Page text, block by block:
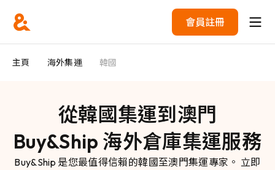
會員註冊
主頁 海外集運 韓國
從韓國集運到澳門
Buy&Ship 海外倉庫集運服務
Buy&Ship 是您最值得信賴的韓國至澳門集運專家。 立即